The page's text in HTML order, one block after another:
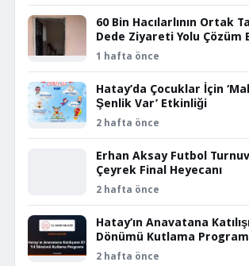
60 Bin Hacılarlının Ortak
Dede Ziyareti Yolu Çözüm
1 hafta önce
Hatay’da Çocuklar İçin
Şenlik Var’ Etkinliği
2 hafta önce
Erhan Aksay Futbol
Çeyrek Final Heyecanı
2 hafta önce
Hatay’ın Anavatana
Dönümü Kutlama
2 hafta önce